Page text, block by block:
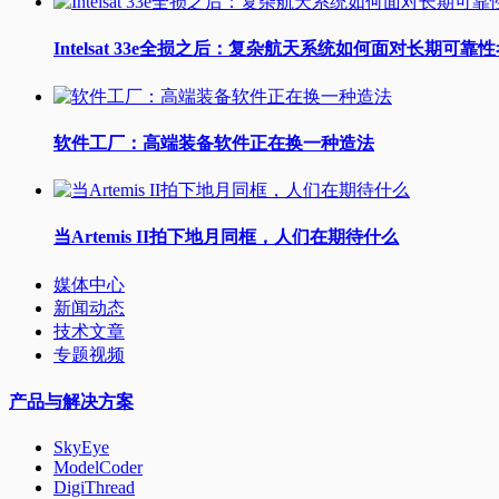
Intelsat 33e全损之后：复杂航天系统如何面对长期可靠
软件工厂：高端装备软件正在换一种造法
当Artemis II拍下地月同框，人们在期待什么
媒体中心
新闻动态
技术文章
专题视频
产品与解决方案
SkyEye
ModelCoder
DigiThread